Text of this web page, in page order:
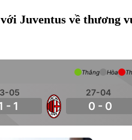
Juventus về thương
05
- 1
27-04
0 - 0
Thắng Hòa